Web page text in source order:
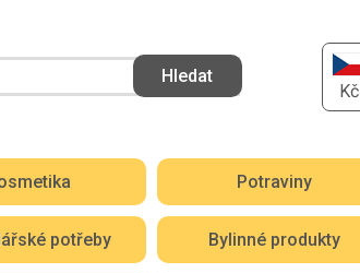
Kč
Potraviny
potřeby Bylinné produkty